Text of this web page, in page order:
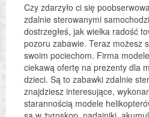
Czy zdarzyło ci się
zdalnie sterowanymi
dostrzegłeś, jak wielka radość
pozoru zabawie. Teraz możesz
swoim pociechom. Firma
ciekawą ofertę na prezenty dla
dzieci. Są to zabawki zdalnie
znajdziesz interesujące,
starannością modele